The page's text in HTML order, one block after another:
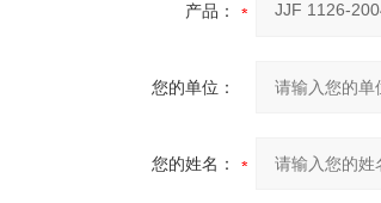
产品：
您的单位：
您的姓名：